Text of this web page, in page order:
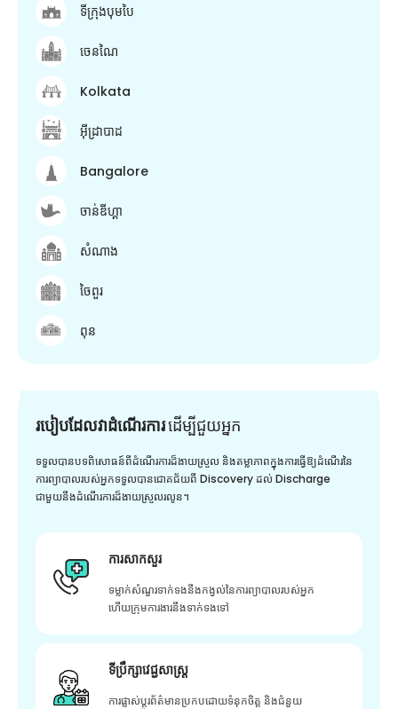
ទីក្រុងបុមបៃ
ចេនណៃ
Kolkata
អ៊ីដ្រាបាដ
Bangalore
ចាន់ឌីហ្គា
សំណាង
ចៃពួរ
ពុន
របៀបដែលវាដំណើរការដើម្បី​ជួយ​អ្នក
ទទួលបានបទពិសោធន៍ពីដំណើរការដ៏ងាយស្រួល និងតម្លាភាពក្នុងការធ្វើឱ្យដំណើរនៃ
ការព្យាបាលរបស់អ្នកទទួលបានជោគជ័យពី Discovery ដល់ Discharge
ជាមួយនឹងដំណើរការដ៏ងាយស្រួលរលូន។
ការសាកសួរ
ទម្លាក់សំណួរទាក់ទងនឹងកង្វល់នៃការព្យាបាលរបស់អ្នក
ហើយក្រុមការងារនឹងទាក់ទងទៅ
ទីប្រឹក្សាវេជ្ជសាស្ត្រ
ការផ្លាស់ប្តូរព័ត៌មានប្រកបដោយទំនុកចិត្ត និងជំនួយ